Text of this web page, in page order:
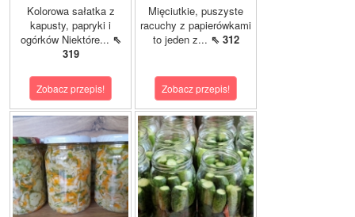
Kolorowa sałatka z
kapusty, papryki i
ogórków Niektóre... ⇖
319
Zobacz przepis!
Mięciutkie, puszyste
racuchy z papierówkami
to jeden z... ⇖ 312
Zobacz przepis!